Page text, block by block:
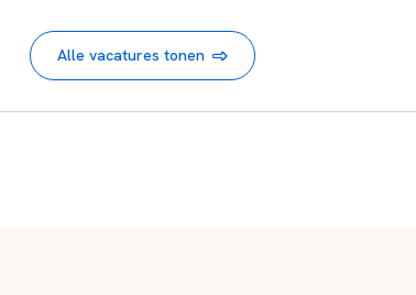
Alle vacatures tonen